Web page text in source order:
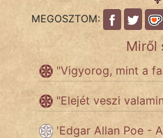
Hunor
Jób Gedeon
Láron Ádám
MEGOSZTOM:
Miről
"Vigyorog, mint a
"Elejét veszi
'Edgar Allan Poe -